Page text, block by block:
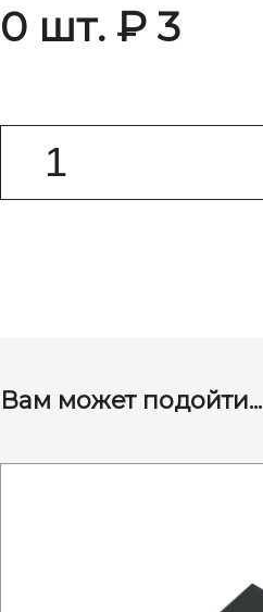
0 шт. ₽ 3
Вам может подойти...